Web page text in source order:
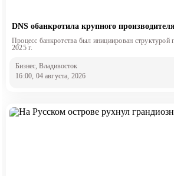
DNS обанкротила крупного
Процесс банкротства был инициирован
2025 г.
Бизнес, Владивосток
16:00, 04 августа, 2026